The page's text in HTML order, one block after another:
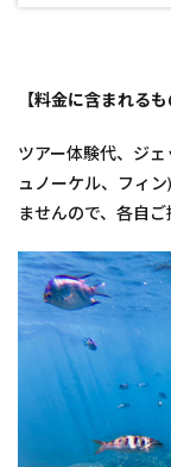
【料金に含まれるも
ツアー体験代、ジ
ュノーケル、フィ
ませんので、各自ご